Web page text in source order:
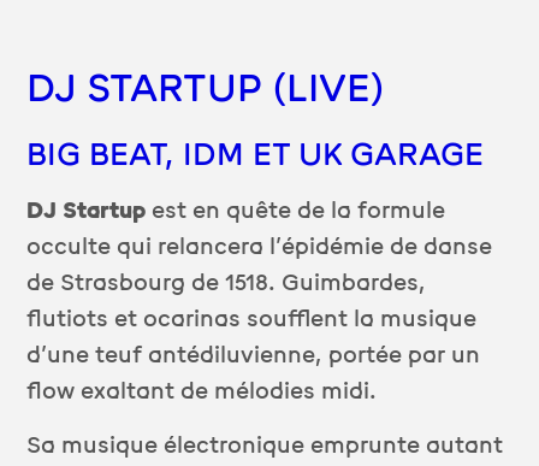
DJ STARTUP (LIVE)
BIG BEAT, IDM ET UK GARAGE
DJ Startup est en quête de la formule
occulte qui relancera l’épidémie de danse
de Strasbourg de 1518. Guimbardes,
flutiots et ocarinas soufflent la musique
d’une teuf antédiluvienne, portée par un
flow exaltant de mélodies midi.
Sa musique électronique emprunte autant